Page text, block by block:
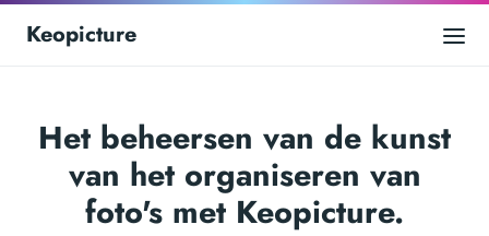
Keopicture
Het beheersen van de kunst
van het organiseren van
foto's met Keopicture.